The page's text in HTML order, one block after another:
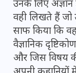
उनके लिए अज्ञान
वही लिखते हैं
साफ किया कि
वैज्ञानिक
और जिस विषय